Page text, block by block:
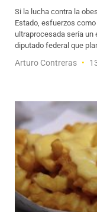
Si la lucha contra la
Estado, esfuerzos
ultraprocesada sería un
diputado federal que
Arturo Contreras